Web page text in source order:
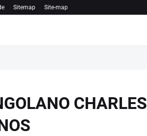
Sitemap Site-map
CHARLES